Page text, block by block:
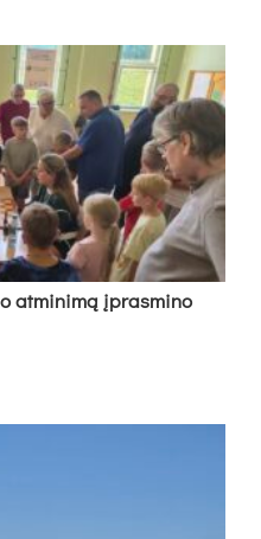
at­mi­ni­mą įpras­mi­no